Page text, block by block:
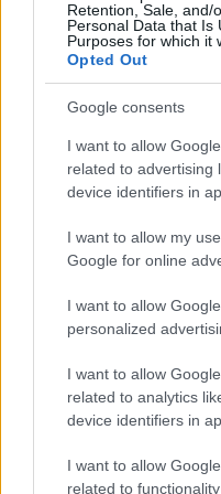
Retention, Sale, and/
Personal Data that Is
Purposes for which it
Opted Out
Google consents
I want to allow
related to advertising
device identifiers in
I want to allow my
Google for online
I want to allow
personalized
I want to allow
related to analytics
device identifiers in
I want to allow
related to
hogy mindenkor
logikus.
7 éve
@nemecsekerno_007 :
komcsi
rallus
@Edebedebácsi: Most
olyan okos lenne, mint